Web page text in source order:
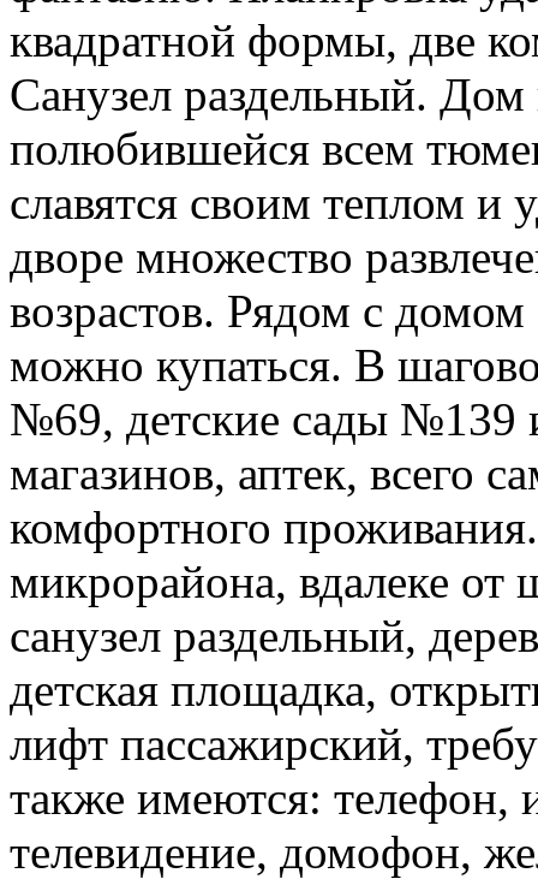
квадратной формы, две
Санузел раздельный.
полюбившейся всем
славятся своим теплом и
дворе множество
возрастов. Рядом с
можно купаться. В
№69, детские сады
магазинов, аптек, всего
комфортного
микрорайона, вдалеке
санузел раздельный,
детская площадка,
лифт пассажирский,
также имеются: телефон,
телевидение, домофон,